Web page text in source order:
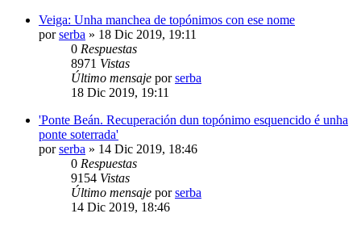
Veiga: Unha manchea de topónimos con ese nome
porserba » 18 Dic 2019, 19:11
0 Respuestas
8971 Vistas
Último mensaje porserba
18 Dic 2019, 19:11
'Ponte Beán. Recuperación dun topónimo esquencido é unha
ponte soterrada'
porserba » 14 Dic 2019, 18:46
0 Respuestas
9154 Vistas
Último mensaje porserba
14 Dic 2019, 18:46